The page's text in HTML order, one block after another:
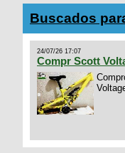
Buscados
24/07/26 17:07
Compr Scott